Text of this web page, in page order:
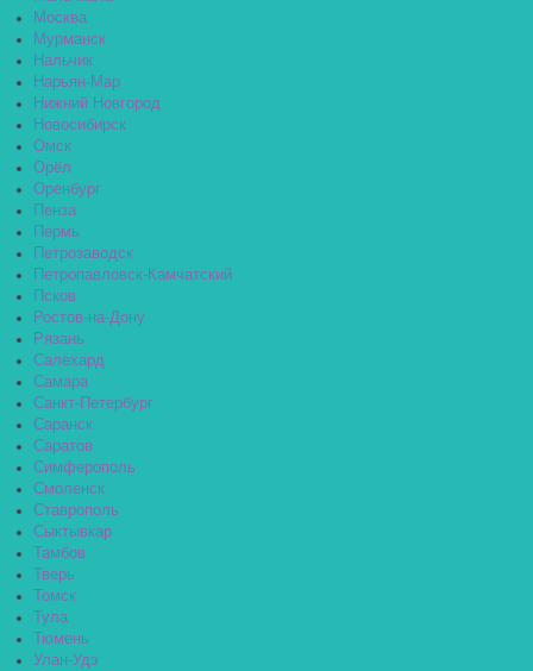
Москва
Мурманск
Нальчик
Нарьян-Мар
Нижний Новгород
Новосибирск
Омск
Орёл
Оренбург
Пенза
Пермь
Петрозаводск
Петропавловск-Камчатский
Псков
Ростов-на-Дону
Рязань
Салехард
Самара
Санкт-Петербург
Саранск
Саратов
Симферополь
Смоленск
Ставрополь
Сыктывкар
Тамбов
Тверь
Томск
Тула
Тюмень
Улан-Удэ